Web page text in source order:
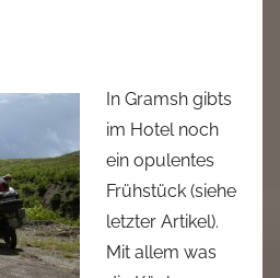
In Gramsh gibts
im Hotel noch
ein opulentes
Frühstück (siehe
letzter Artikel).
Mit allem was